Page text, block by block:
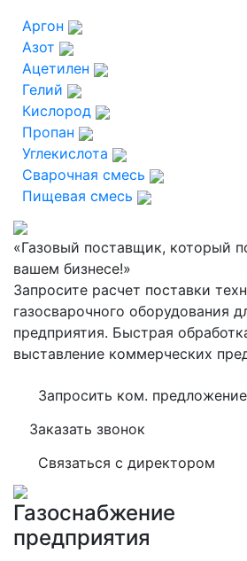
Аргон
Азот
Ацетилен
Гелий
Кислород
Пропан
Углекислота
Сварочная смесь
Пищевая смесь
«Газовый поставщик, который
вашем бизнесе!»
Запросите расчет поставки
газосварочного оборудования
предприятия. Быстрая
выставление коммерческих
Запросить ком. предложение
Заказать звонок
Связаться с директором
Газоснабжение
предприятия